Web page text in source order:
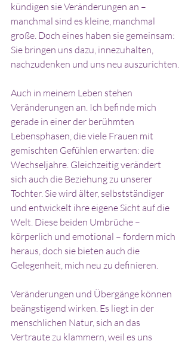
kündigen sie Veränderungen an –
manchmal sind es kleine, manchmal
große. Doch eines haben sie gemeinsam:
Sie bringen uns dazu, innezuhalten,
nachzudenken und uns neu auszurichten.
Auch in meinem Leben stehen
Veränderungen an. Ich befinde mich
gerade in einer der berühmten
Lebensphasen, die viele Frauen mit
gemischten Gefühlen erwarten: die
Wechseljahre. Gleichzeitig verändert
sich auch die Beziehung zu unserer
Tochter. Sie wird älter, selbstständiger
und entwickelt ihre eigene Sicht auf die
Welt. Diese beiden Umbrüche –
körperlich und emotional – fordern mich
heraus, doch sie bieten auch die
Gelegenheit, mich neu zu definieren.
Veränderungen und Übergänge können
beängstigend wirken. Es liegt in der
menschlichen Natur, sich an das
Vertraute zu klammern, weil es uns